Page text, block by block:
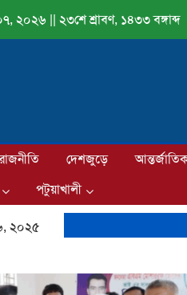
২০২৬ || ২৩শে শ্রাবণ, ১৪৩৩ বঙ্গাব্দ
দেশজুড়ে
পটুয়াখালী
২০২৫